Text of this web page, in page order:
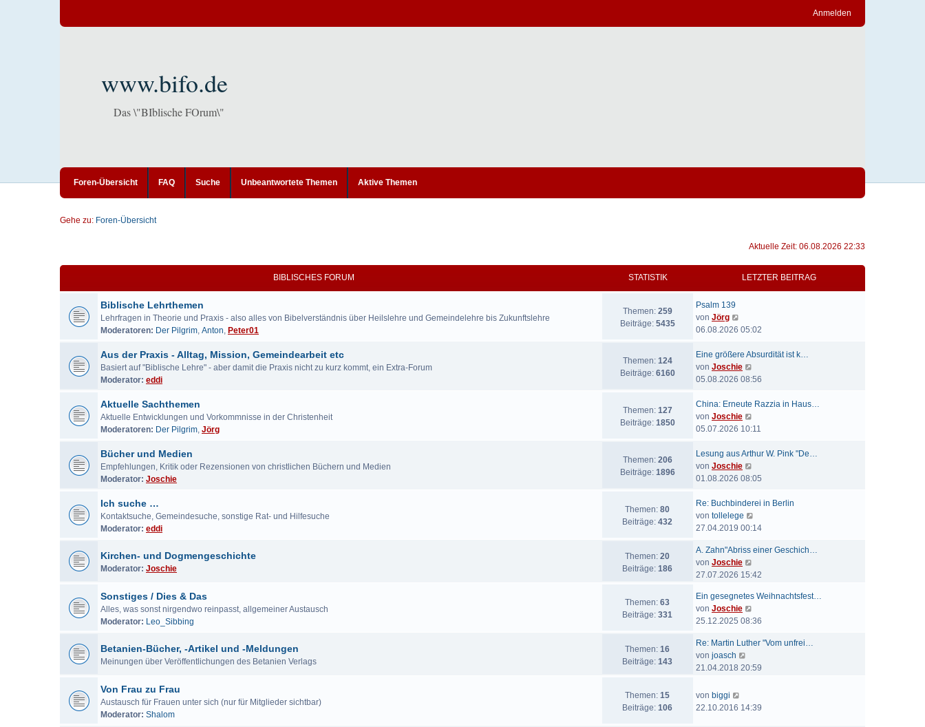
Anmelden
www.bifo.de
Das \"BIblische FOrum\"
Foren-Übersicht FAQ Suche Unbeantwortete Themen Aktive Themen
Gehe zu: Foren-Übersicht
Aktuelle Zeit: 06.08.2026 22:33
BIBLISCHES FORUM STATISTIK LETZTER BEITRAG
Biblische Lehrthemen
Lehrfragen in Theorie und Praxis - also alles von Bibelverständnis über Heilslehre und Gemeindelehre bis Zukunftslehre
Moderatoren: Der Pilgrim, Anton, Peter01
Themen: 259
Beiträge: 5435
Psalm 139
von Jörg
e
e
s
t
r
B
e
t
r
a
06.08.2026 05:02
Aus der Praxis - Alltag, Mission, Gemeindearbeit etc
Basiert auf "Biblische Lehre" - aber damit die Praxis nicht zu kurz kommt, ein Extra-Forum
Moderator: eddi
Themen: 124
Beiträge: 6160
Eine größere Absurdität ist k…
von Joschie
e
e
t
r
e
t
r
a
05.08.2026 08:56
Aktuelle Sachthemen
Aktuelle Entwicklungen und Vorkommnisse in der Christenheit
Moderatoren: Der Pilgrim, Jörg
Themen: 127
Beiträge: 1850
China: Erneute Razzia in Haus…
von Joschie
e
e
t
r
B
e
t
a
05.07.2026 10:11
Bücher und Medien
Empfehlungen, Kritik oder Rezensionen von christlichen Büchern und Medien
Moderator: Joschie
Themen: 206
Beiträge: 1896
Lesung aus Arthur W. Pink "De…
von Joschie
e
e
s
t
r
e
t
a
g
01.08.2026 08:05
Ich suche …
Kontaktsuche, Gemeindesuche, sonstige Rat- und Hilfesuche
Moderator: eddi
Themen: 80
Beiträge: 432
Re: Buchbinderei in Berlin
von tollelege
e
e
t
e
i
r
27.04.2019 00:14
Kirchen- und Dogmengeschichte
Moderator: Joschie
Themen: 20
Beiträge: 186
A. Zahn"Abriss einer Geschich…
von Joschie
e
e
t
r
e
r
27.07.2026 15:42
Sonstiges / Dies & Das
Alles, was sonst nirgendwo reinpasst, allgemeiner Austausch
Moderator: Leo_Sibbing
Themen: 63
Beiträge: 331
Ein gesegnetes Weihnachtsfest…
von Joschie
e
e
t
B
25.12.2025 08:36
Betanien-Bücher, -Artikel und -Meldungen
Meinungen über Veröffentlichungen des Betanien Verlags
Themen: 16
Beiträge: 143
Re: Martin Luther "Vom unfrei…
von joasch
e
s
21.04.2018 20:59
Von Frau zu Frau
Austausch für Frauen unter sich (nur für Mitglieder sichtbar)
Moderator: Shalom
Themen: 15
Beiträge: 106
von biggi
e
22.10.2016 14:39